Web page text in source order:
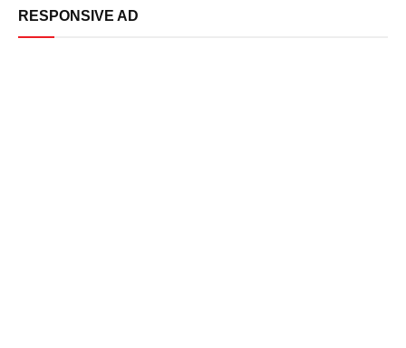
RESPONSIVE AD